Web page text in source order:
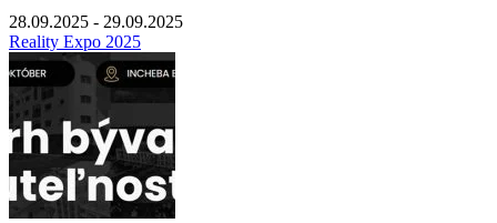
28.09.2025 - 29.09.2025
Reality Expo 2025